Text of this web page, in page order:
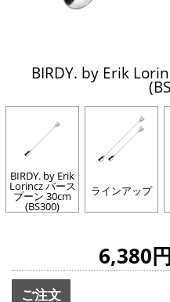
BIRDY. by Erik
BIRDY. by Erik
Lorincz バース
プーン 30cm
(BS300)
ラインアップ
6,380円
ご注文